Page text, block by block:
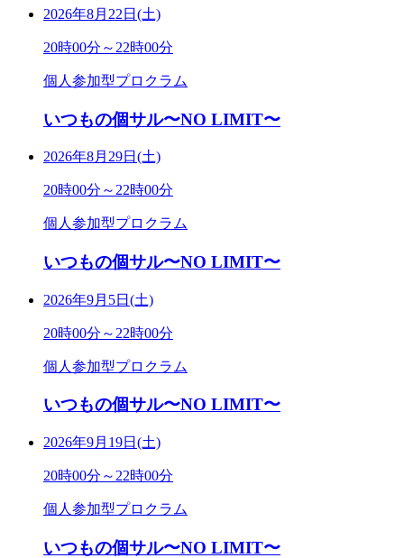
2026年8月22日(土)
20時00分～22時00分
個人参加型プロクラム
いつもの個サル〜NO LIMIT〜
2026年8月29日(土)
20時00分～22時00分
個人参加型プロクラム
いつもの個サル〜NO LIMIT〜
2026年9月5日(土)
20時00分～22時00分
個人参加型プロクラム
いつもの個サル〜NO LIMIT〜
2026年9月19日(土)
20時00分～22時00分
個人参加型プロクラム
いつもの個サル〜NO LIMIT〜